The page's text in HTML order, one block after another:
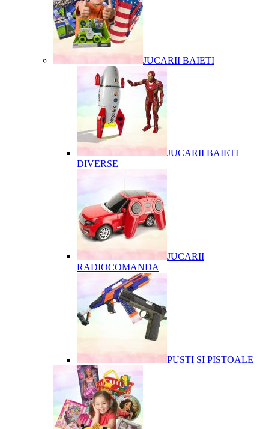
JUCARII BAIETI
JUCARII BAIETI
DIVERSE
JUCARII
RADIOCOMANDA
PUSTI SI PISTOALE